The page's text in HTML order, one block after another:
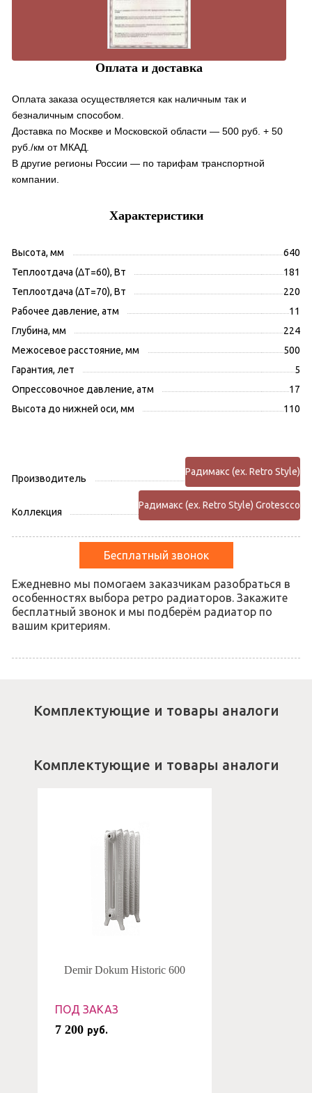
Оплата и доставка
Оплата заказа осуществляется как наличным так и
безналичным способом.
Доставка по Москве и Московской области — 500 руб. + 50
руб./км от МКАД.
В другие регионы России — по тарифам транспортной
компании.
Характеристики
Высота, мм
640
Теплоотдача (ΔT=60), Вт
181
Теплоотдача (ΔT=70), Вт
220
Рабочее давление, атм
11
Глубина, мм
224
Межосевое расстояние, мм
500
Гарантия, лет
5
Опрессовочное давление, атм
17
Высота до нижней оси, мм
110
Производитель
Радимакс (ex. Retro Style)
Коллекция
Радимакс (ex. Retro Style) Grotescco
Бесплатный звонок
Ежедневно мы помогаем заказчикам разобраться в
особенностях выбора ретро радиаторов. Закажите
бесплатный звонок и мы подберём радиатор по
вашим критериям.
Комплектующие и товары аналоги
Комплектующие и товары аналоги
Demir Dokum Historic 600
ПОД ЗАКАЗ
7 200 руб.